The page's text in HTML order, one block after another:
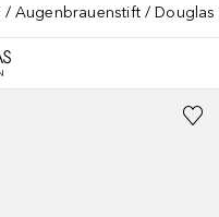
Augenbrauenstift Douglas